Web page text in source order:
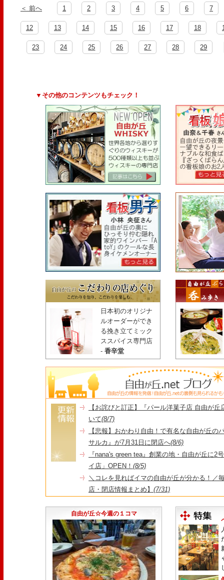
＜ 前へ 1 2 3 4 5 6 7
12 13 14 15 16 17 18
23 24 25 26 27 28 29
▼その他のコンテンツもチェック！
日本初のオリジナ
ルオーダーができ
る挽き立てミック
ススパイス専門店
- 香辛堂
【お詫びと訂正】『パール洋菓子店 自由が
いて(8/7)
【悲報】おかわり自由！で有名な自由が丘の
サルカ』が7月31日に閉店へ(8/6)
『nana's green tea』創業の地・自由が丘に2
イ店」OPEN！ (8/5)
＼コレを見ればイマの自由が丘が分かる！／
店・閉店情報まとめ】 (7/31)
永久パス配布も！
自由が丘☆今週の１コマ